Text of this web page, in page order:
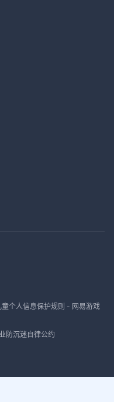
个人信息保护规则 - 网易游戏
防沉迷自律公约